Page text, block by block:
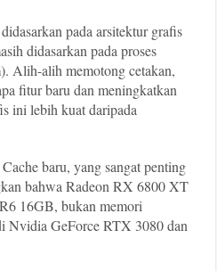
pada arsitektur grafis
didasarkan pada proses
Alih-alih memotong cetakan,
fitur baru dan meningkatkan
ini lebih kuat daripada
baru, yang sangat penting
bahwa Radeon RX 6800 XT
16GB, bukan memori
Nvidia GeForce RTX 3080 dan